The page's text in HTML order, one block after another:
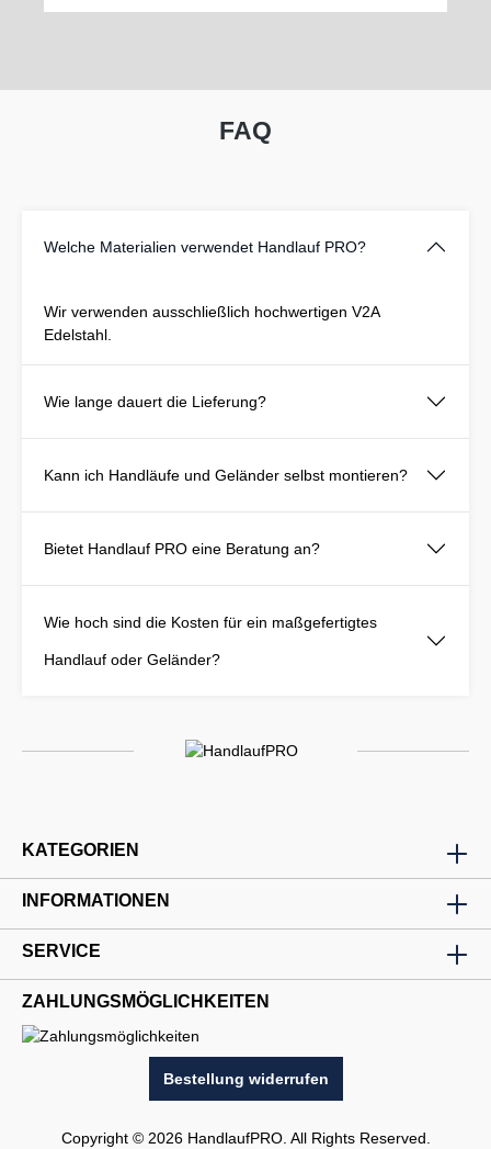
FAQ
Welche Materialien verwendet Handlauf PRO?
Wir verwenden ausschließlich hochwertigen V2A
Edelstahl.
Wie lange dauert die Lieferung?
Kann ich Handläufe und Geländer selbst montieren?
Bietet Handlauf PRO eine Beratung an?
Wie hoch sind die Kosten für ein maßgefertigtes
Handlauf oder Geländer?
KATEGORIEN
INFORMATIONEN
SERVICE
ZAHLUNGSMÖGLICHKEITEN
Bestellung widerrufen
Copyright © 2026 HandlaufPRO. All Rights Reserved.